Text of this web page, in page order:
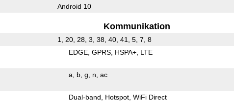
Android 10
Kommunikation
1, 20, 28, 3, 38, 40, 41, 5, 7, 8
EDGE GPRS HSPA+ LTE
a b g n ac
Dual-band Hotspot WiFi Direct